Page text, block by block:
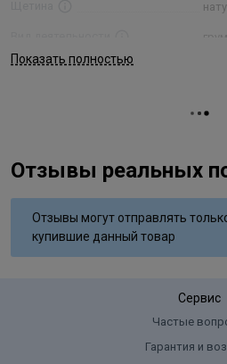
Показать полностью
Отзывы реальных
Отзывы могут отправлять
купившие данный товар
Сервис
Частые
Гарантия и